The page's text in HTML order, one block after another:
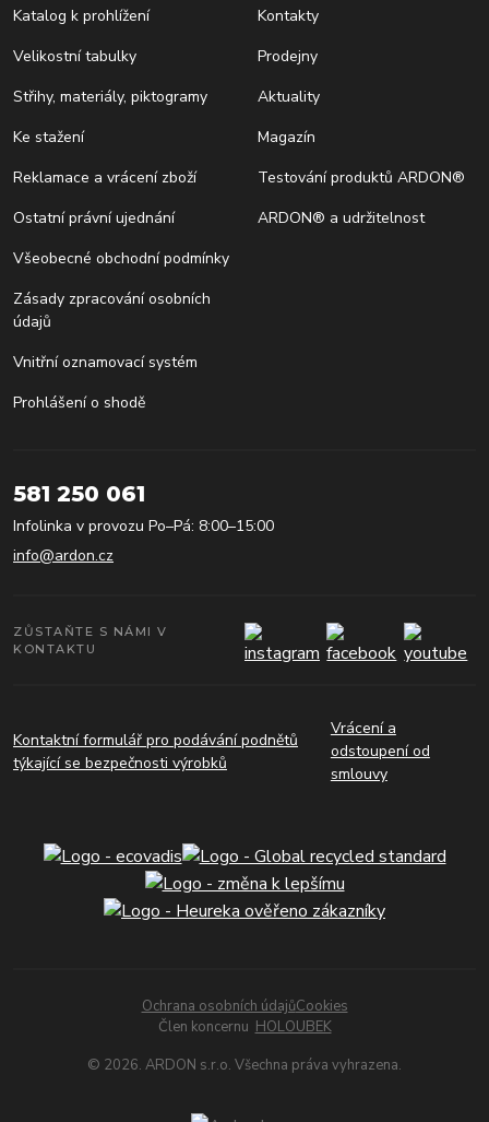
Katalog k prohlížení
Velikostní tabulky
Střihy, materiály, piktogramy
Ke stažení
Reklamace a vrácení zboží
Ostatní právní ujednání
Všeobecné obchodní podmínky
Zásady zpracování osobních
údajů
Vnitřní oznamovací systém
Prohlášení o shodě
Kontakty
Prodejny
Aktuality
Magazín
Testování produktů ARDON®
ARDON® a udržitelnost
581 250 061
Infolinka v provozu Po–Pá: 8:00–15:00
info@ardon.cz
ZŮSTAŇTE S NÁMI V
KONTAKTU
Kontaktní formulář pro podávání podnětů
týkající se bezpečnosti výrobků
Vrácení a
odstoupení od
smlouvy
Ochrana osobních údajůCookies
Člen koncernu HOLOUBEK
© 2026. ARDON s.r.o. Všechna práva vyhrazena.